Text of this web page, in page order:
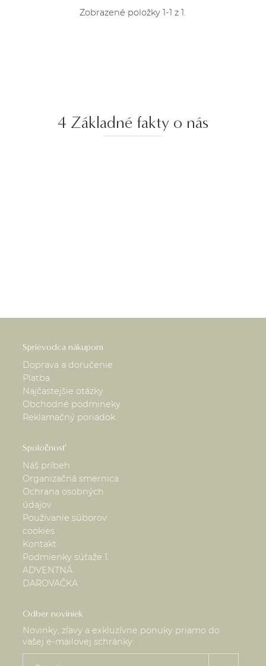
Zobrazené položky 1-1 z 1.
4 Základné fakty o nás
Sprievodca nákupom
Doprava a doručenie
Platba
Najčastejšie otázky
Obchodné podmineky
Reklamačný poriadok
Spoločnosť
Náš príbeh
Organizačná smernica
Ochrana osobných
údajov
Používanie súborov
cookies
Kontakt
Podmienky súťaže 1.
ADVENTNÁ
DAROVAČKA
Odber noviniek
Novinky, zľavy a exkluzívne ponuky priamo do
vašej e-mailovej schránky: